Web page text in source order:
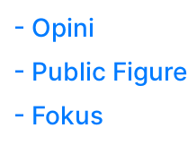
- Opini
- Public Figure
- Fokus